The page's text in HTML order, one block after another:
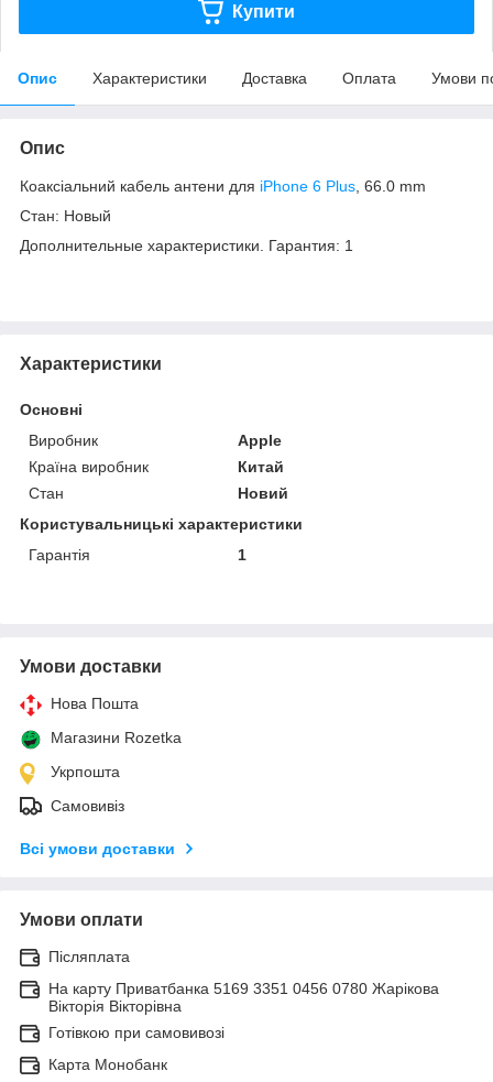
Купити
Опис Характеристики Доставка Оплата Умови
Опис
Коаксіальний кабель антени для iPhone 6 Plus , 66.0 mm
Стан: Новый
Дополнительные характеристики. Гарантия: 1
Характеристики
Основні
Виробник
Apple
Країна виробник
Китай
Стан
Новий
Користувальницькі характеристики
Гарантія
1
Умови доставки
Нова Пошта
Магазини Rozetka
Укрпошта
Самовивіз
Всі умови доставки
Умови оплати
Післяплата
На карту Приватбанка 5169 3351 0456 0780 Жарікова
Вікторія Вікторівна
Готівкою при самовивозі
Карта Монобанк